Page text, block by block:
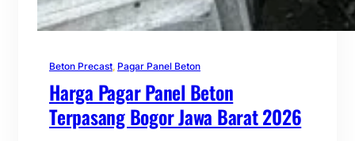
Beton Precast, Pagar Panel Beton
Harga Pagar Panel Beton
Terpasang Bogor Jawa Barat 2026